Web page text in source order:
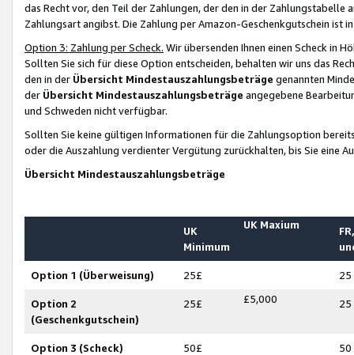
das Recht vor, den Teil der Zahlungen, der den in der
Zahlungsart angibst. Die Zahlung per Amazon-Geschenkgutschein ist
Option 3: Zahlung per Scheck. Wir übersenden Ihnen einen Scheck in
Sollten Sie sich für diese Option entscheiden, behalten wir uns das
den in der Übersicht Mindestauszahlungsbeträge genannten
der Übersicht Mindestauszahlungsbeträge angegebene
und Schweden nicht verfügbar.
Sollten Sie keine gültigen Informationen für die Zahlungsoption
oder die Auszahlung verdienter Vergütung zurückhalten, bis Sie
Übersicht Mindestauszahlungsbeträge
UK
Minimum
UK Maxium
Option 1 (Überweisung) 25£ 25
Option 2
(Geschenkgutschein)
25£ £5,000 25
Option 3 (Scheck) 50£ 50